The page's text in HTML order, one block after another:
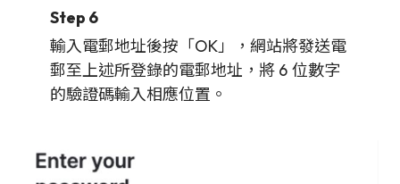
Step 6
輸入電郵地址後按「OK」，網站將發送電
郵至上述所登錄的電郵地址，將 6 位數字
的驗證碼輸入相應位置。